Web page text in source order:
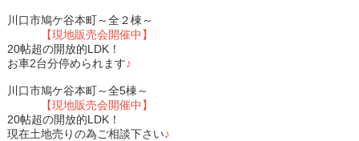
川口市鳩ケ谷本町～全２棟～
【現地販売会開催中】
20帖超の開放的LDK！
お車2台分停められます♪
川口市鳩ケ谷本町～全5棟～
【現地販売会開催中】
20帖超の開放的LDK！
現在土地売りの為ご相談下さい♪